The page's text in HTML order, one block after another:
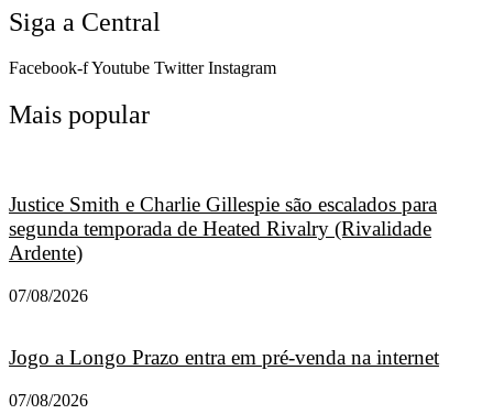
Siga a Central
Facebook-fYoutube Twitter Instagram
Mais popular
Justice Smith e Charlie Gillespie são escalados para
segunda temporada de Heated Rivalry (Rivalidade
Ardente)
07/08/2026
Jogo a Longo Prazo entra em pré-venda na internet
07/08/2026